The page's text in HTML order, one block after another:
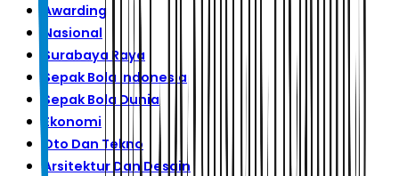
Awarding
Nasional
Surabaya Raya
Sepak Bola Indonesia
Sepak Bola Dunia
Ekonomi
Oto Dan Tekno
Arsitektur Dan Desain